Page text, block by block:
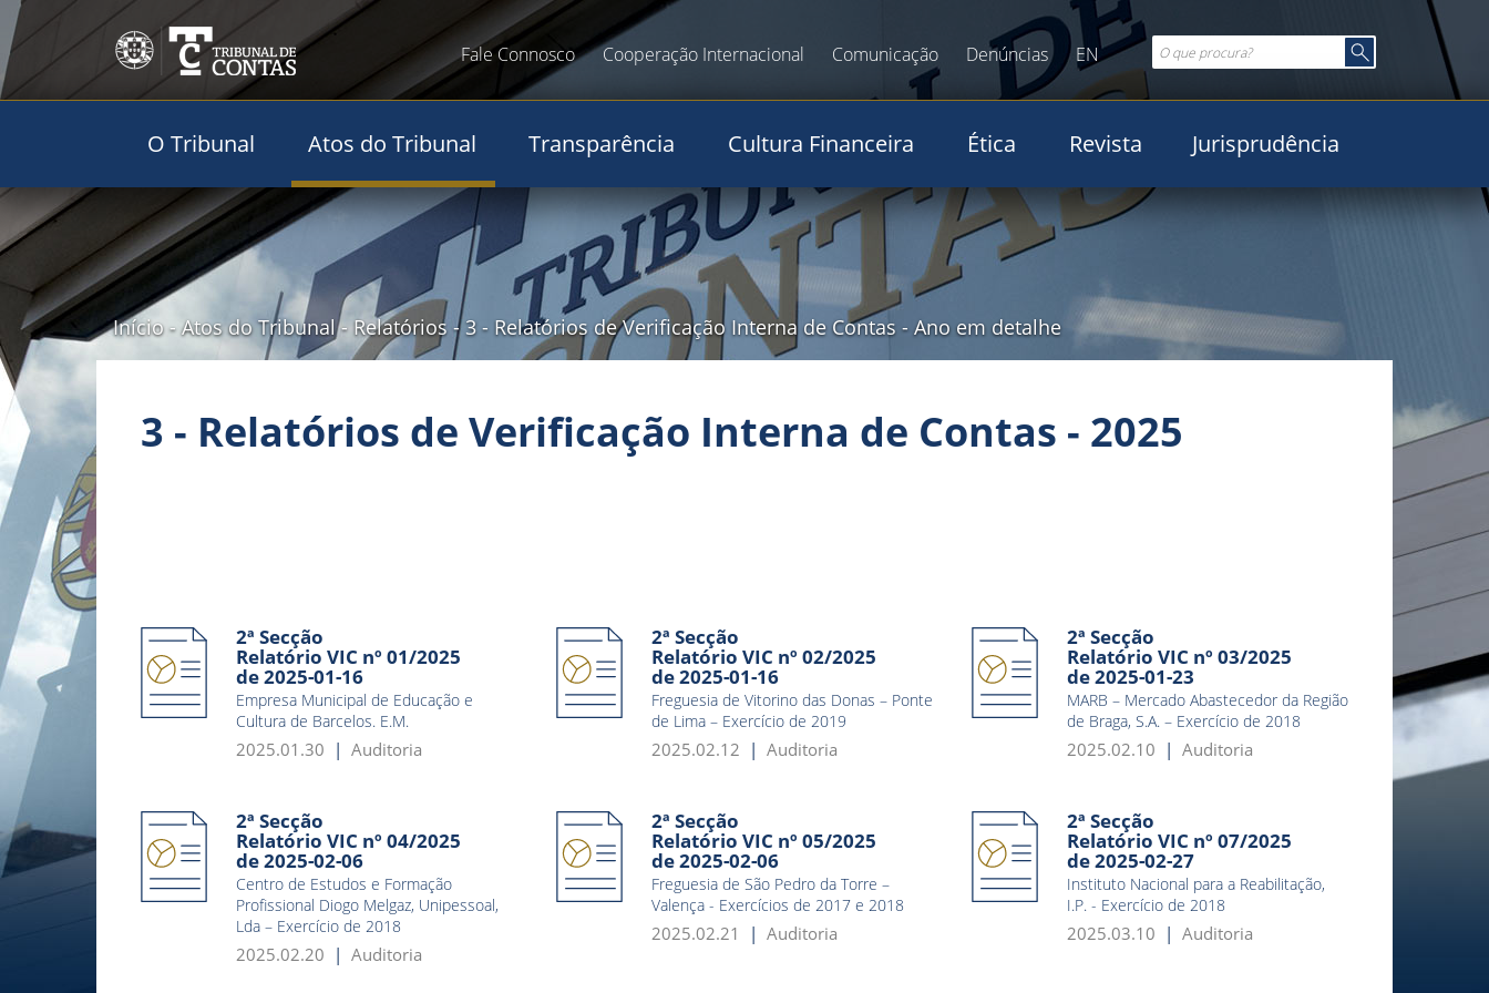
Fale Connosco Cooperação Internacional Comunicação Denúncias EN
O Tribunal Atos do Tribunal Transparência Cultura Financeira Ética Revista Jurisprudência
Início - Atos do Tribunal - Relatórios - 3 - Relatórios de Verificação Interna de Contas - Ano em detalhe
3 - Relatórios de Verificação Interna de Contas - 2025
2ª Secção
Relatório VIC nº 01/2025
de 2025-01-16
Empresa Municipal de Educação e
Cultura de Barcelos. E.M.
2025.01.30 Auditoria
2ª Secção
Relatório VIC nº 02/2025
de 2025-01-16
Freguesia de Vitorino das Donas – Ponte
de Lima – Exercício de 2019
2025.02.12 Auditoria
2ª Secção
Relatório VIC nº 03/2025
de 2025-01-23
MARB – Mercado Abastecedor da Região
de Braga, S.A. – Exercício de 2018
2025.02.10 Auditoria
2ª Secção
Relatório VIC nº 04/2025
de 2025-02-06
Centro de Estudos e Formação
Profissional Diogo Melgaz, Unipessoal,
Lda – Exercício de 2018
2025.02.20 Auditoria
2ª Secção
Relatório VIC nº 05/2025
de 2025-02-06
Freguesia de São Pedro da Torre –
Valença - Exercícios de 2017 e 2018
2025.02.21 Auditoria
2ª Secção
Relatório VIC nº 07/2025
de 2025-02-27
Instituto Nacional para a Reabilitação,
I.P. - Exercício de 2018
2025.03.10 Auditoria